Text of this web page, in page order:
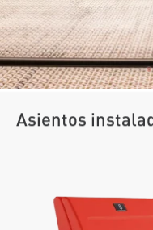
Asientos